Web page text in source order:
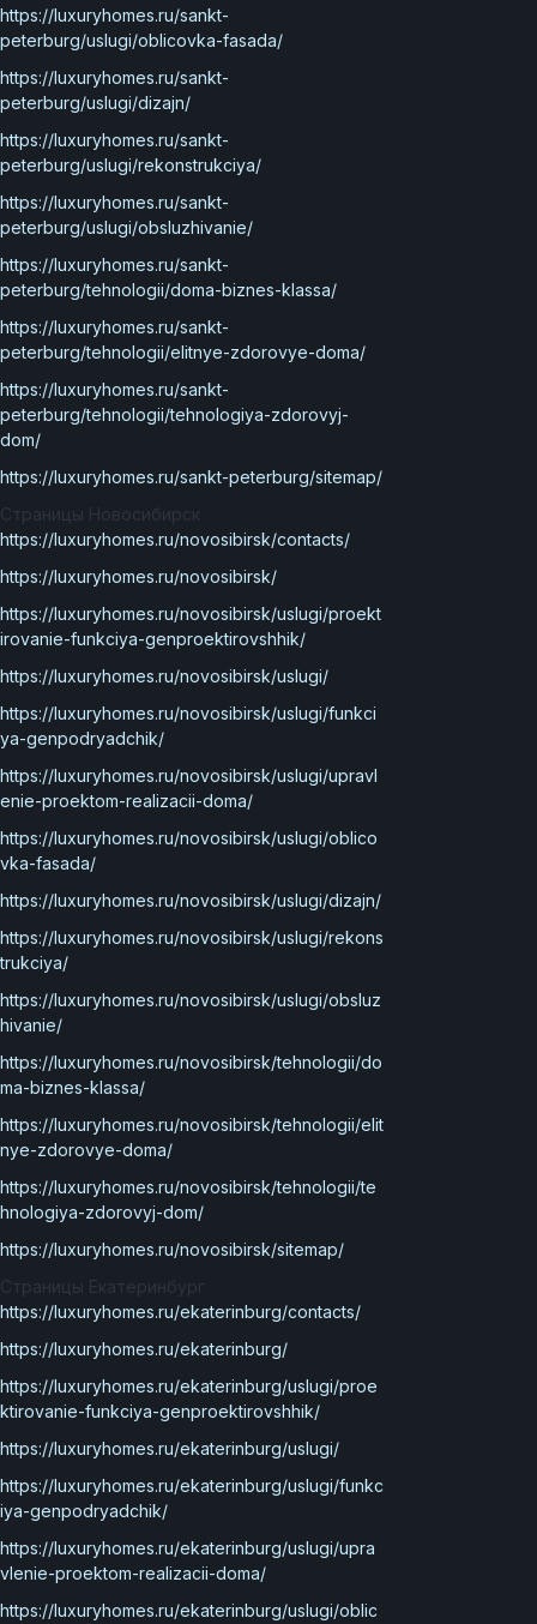
https://luxuryhomes.ru/sankt-
peterburg/uslugi/oblicovka-fasada/
https://luxuryhomes.ru/sankt-
peterburg/uslugi/dizajn/
https://luxuryhomes.ru/sankt-
peterburg/uslugi/rekonstrukciya/
https://luxuryhomes.ru/sankt-
peterburg/uslugi/obsluzhivanie/
https://luxuryhomes.ru/sankt-
peterburg/tehnologii/doma-biznes-klassa/
https://luxuryhomes.ru/sankt-
peterburg/tehnologii/elitnye-zdorovye-doma/
https://luxuryhomes.ru/sankt-
peterburg/tehnologii/tehnologiya-zdorovyj-
dom/
https://luxuryhomes.ru/sankt-peterburg/sitemap/
Страницы Новосибирск
https://luxuryhomes.ru/novosibirsk/contacts/
https://luxuryhomes.ru/novosibirsk/
https://luxuryhomes.ru/novosibirsk/uslugi/proekt
irovanie-funkciya-genproektirovshhik/
https://luxuryhomes.ru/novosibirsk/uslugi/
https://luxuryhomes.ru/novosibirsk/uslugi/funkci
ya-genpodryadchik/
https://luxuryhomes.ru/novosibirsk/uslugi/upravl
enie-proektom-realizacii-doma/
https://luxuryhomes.ru/novosibirsk/uslugi/oblico
vka-fasada/
https://luxuryhomes.ru/novosibirsk/uslugi/dizajn/
https://luxuryhomes.ru/novosibirsk/uslugi/rekons
trukciya/
https://luxuryhomes.ru/novosibirsk/uslugi/obsluz
hivanie/
https://luxuryhomes.ru/novosibirsk/tehnologii/do
ma-biznes-klassa/
https://luxuryhomes.ru/novosibirsk/tehnologii/elit
nye-zdorovye-doma/
https://luxuryhomes.ru/novosibirsk/tehnologii/te
hnologiya-zdorovyj-dom/
https://luxuryhomes.ru/novosibirsk/sitemap/
Страницы Екатеринбург
https://luxuryhomes.ru/ekaterinburg/contacts/
https://luxuryhomes.ru/ekaterinburg/
https://luxuryhomes.ru/ekaterinburg/uslugi/proe
ktirovanie-funkciya-genproektirovshhik/
https://luxuryhomes.ru/ekaterinburg/uslugi/
https://luxuryhomes.ru/ekaterinburg/uslugi/funkc
iya-genpodryadchik/
https://luxuryhomes.ru/ekaterinburg/uslugi/upra
vlenie-proektom-realizacii-doma/
https://luxuryhomes.ru/ekaterinburg/uslugi/oblic